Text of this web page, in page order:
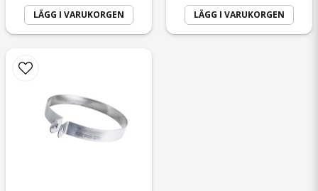
LÄGG I VARUKORGEN LÄGG I VARUKORGEN